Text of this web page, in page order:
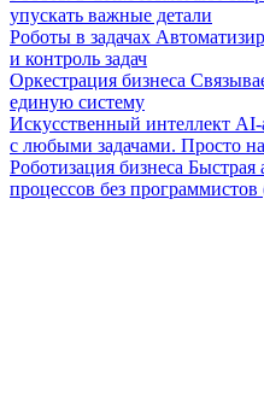
упускать важные детали
Роботы в задачах
и контроль задач
Оркестрация бизнеса
единую систему
Искусственный интеллект AI-
с любыми задачами. Просто
Роботизация бизнеса Быстрая
процессов без программистов